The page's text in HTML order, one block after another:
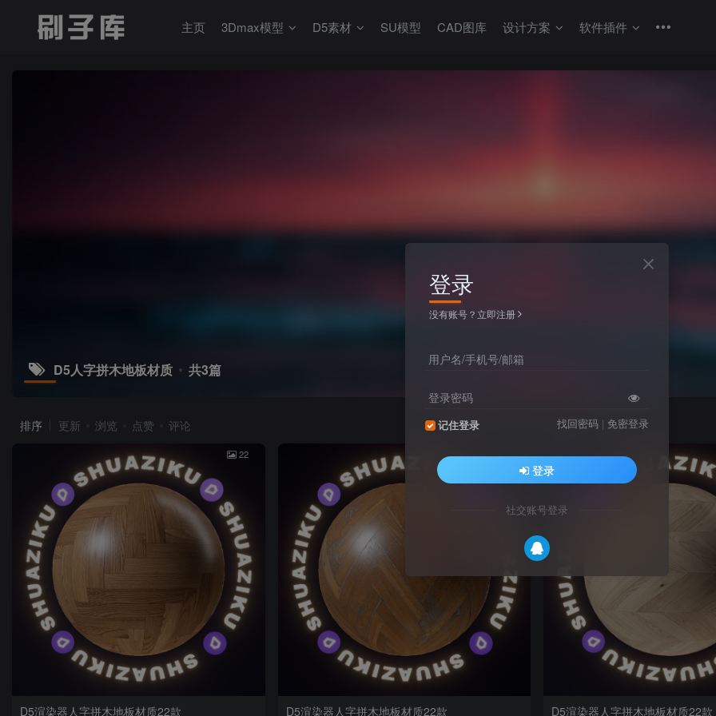
主页 3Dmax模型 D5素材 SU模型 CAD图库 设计方案 软件插件
D5人字拼木地板材质 共3篇
排序 更新 浏览 点赞 评论
22
D5渲染器人字拼木地板材质22款
22
D5渲染器人字拼木地板材质22款 D5渲染器人字拼木地板材质22款
登录
没有账号？立即注册
用户名/手机号/邮箱
登录密码
记住登录 找回密码 | 免密登录
登录
社交账号登录